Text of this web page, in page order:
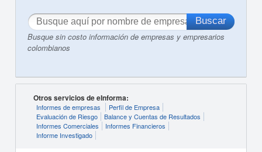
Busque sin costo información de empresas y empresarios
colombianos
Otros servicios de eInforma:
Informes de empresas
Perfil de Empresa
Evaluación de Riesgo
Balance y Cuentas de Resultados
Informes Comerciales
Informes Financieros
Informe Investigado